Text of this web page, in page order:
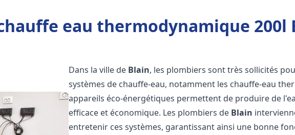
eau thermodynamique 200l
Dans la ville de Blain, les plombiers sont très sollicités
systèmes de chauffe-eau, notamment les chauffe-eau
appareils éco-énergétiques permettent de produire de
efficace et économique. Les plombiers de Blain
entretenir ces systèmes, garantissant ainsi une bonne